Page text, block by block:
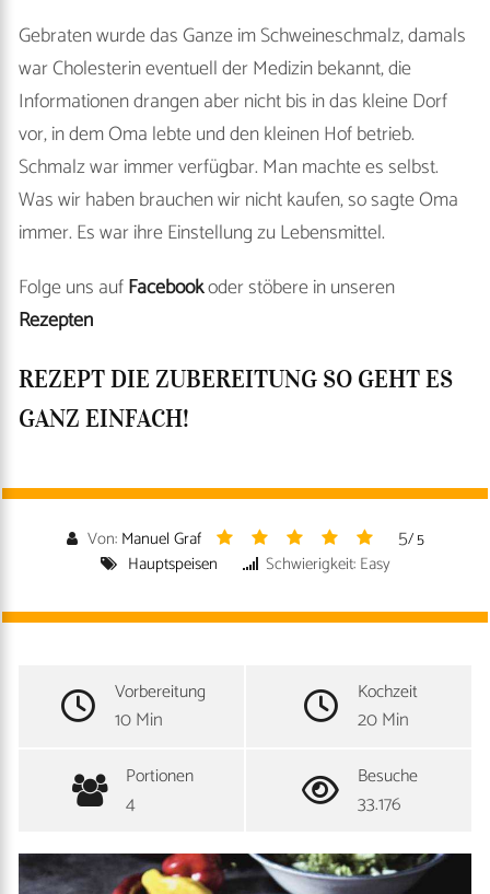
Gebraten wurde das Ganze im Schweineschmalz, damals
war Cholesterin eventuell der Medizin bekannt, die
Informationen drangen aber nicht bis in das kleine Dorf
vor, in dem Oma lebte und den kleinen Hof betrieb.
Schmalz war immer verfügbar. Man machte es selbst.
Was wir haben brauchen wir nicht kaufen, so sagte Oma
immer. Es war ihre Einstellung zu Lebensmittel.
Folge uns aufFacebookoder stöbere in unseren
Rezepten
REZEPT DIE ZUBEREITUNG SO GEHT ES
GANZ EINFACH!
Von: Manuel Graf 5/ 5
Hauptspeisen Schwierigkeit: Easy
Vorbereitung
10 Min
Kochzeit
20 Min
Portionen
4
Besuche
33.176